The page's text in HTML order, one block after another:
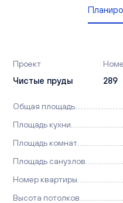
Проект
Чистые пруды 289
Общая площадь
Площадь кухни
Площадь комнат
Площадь санузлов
Номер квартиры
Высота потолков